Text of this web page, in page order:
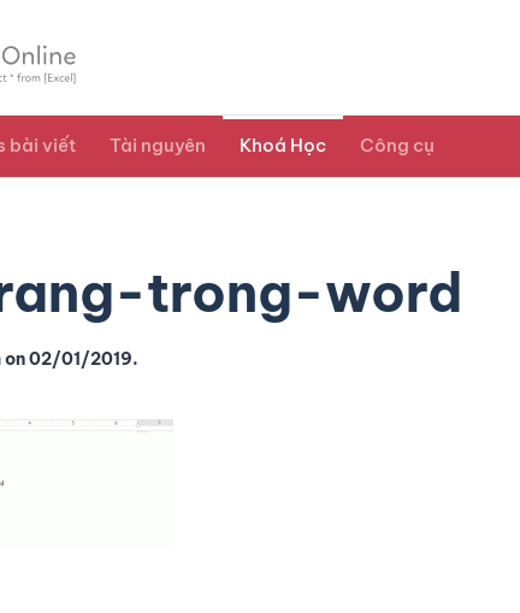
bài viết Tài nguyên Khoá Học Công cụ
trong-word
on02/01/2019.